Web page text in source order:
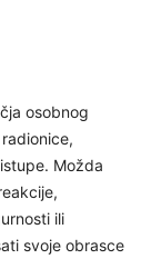
osobnog
Možda
ili
svoje obrasce